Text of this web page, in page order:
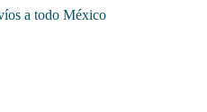
a todo México